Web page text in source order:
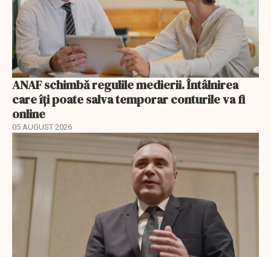
ANAF schimbă regulile medierii. Întâlnirea
care îți poate salva temporar conturile va fi
online
05 AUGUST 2026